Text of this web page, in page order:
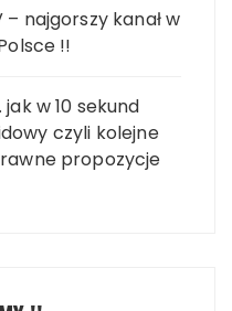
najgorszy kanał w
!!
w 10 sekund
czyli kolejne
propozycje